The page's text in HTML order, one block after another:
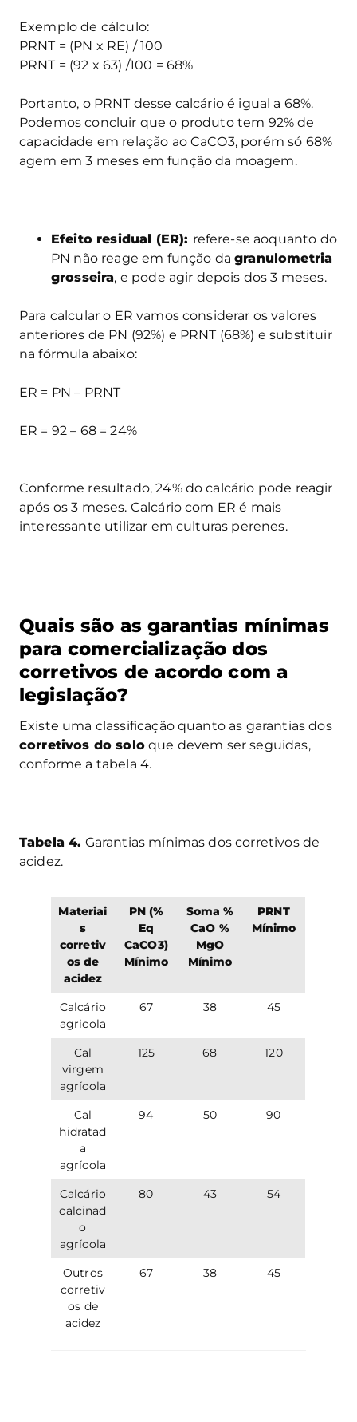
Exemplo de cálculo:
PRNT = (PN x RE) / 100
PRNT = (92 x 63) /100 = 68%
Portanto, o PRNT desse calcário é igual a 68%.
Podemos concluir que o produto tem 92% de
capacidade em relação ao CaCO3, porém só 68%
agem em 3 meses em função da moagem.
Efeito residual (ER): refere-se aoquanto do
PN não reage em função dagranulometria
grosseira, e pode agir depois dos 3 meses.
Para calcular o ER vamos considerar os valores
anteriores de PN (92%) e PRNT (68%) e substituir
na fórmula abaixo:
ER = PN – PRNT
ER = 92 – 68 = 24%
Conforme resultado, 24% do calcário pode reagir
após os 3 meses. Calcário com ER é mais
interessante utilizar em culturas perenes.
Quais são as garantias mínimas
para comercialização dos
corretivos de acordo com a
legislação?
Existe uma classificação quanto as garantias dos
corretivos do soloque devem ser seguidas,
conforme a tabela 4.
Tabela 4. Garantias mínimas dos corretivos de
acidez.
Materiai
s
corretiv
os de
acidez
PN (%
Eq
CaCO3)
Mínimo
Soma %
CaO %
MgO
Mínimo
PRNT
Mínimo
Calcário
agricola
67 38 45
Cal
virgem
agrícola
125 68 120
Cal
hidratad
a
agrícola
94 50 90
Calcário
calcinad
o
agrícola
80 43 54
Outros
corretiv
os de
acidez
67 38 45